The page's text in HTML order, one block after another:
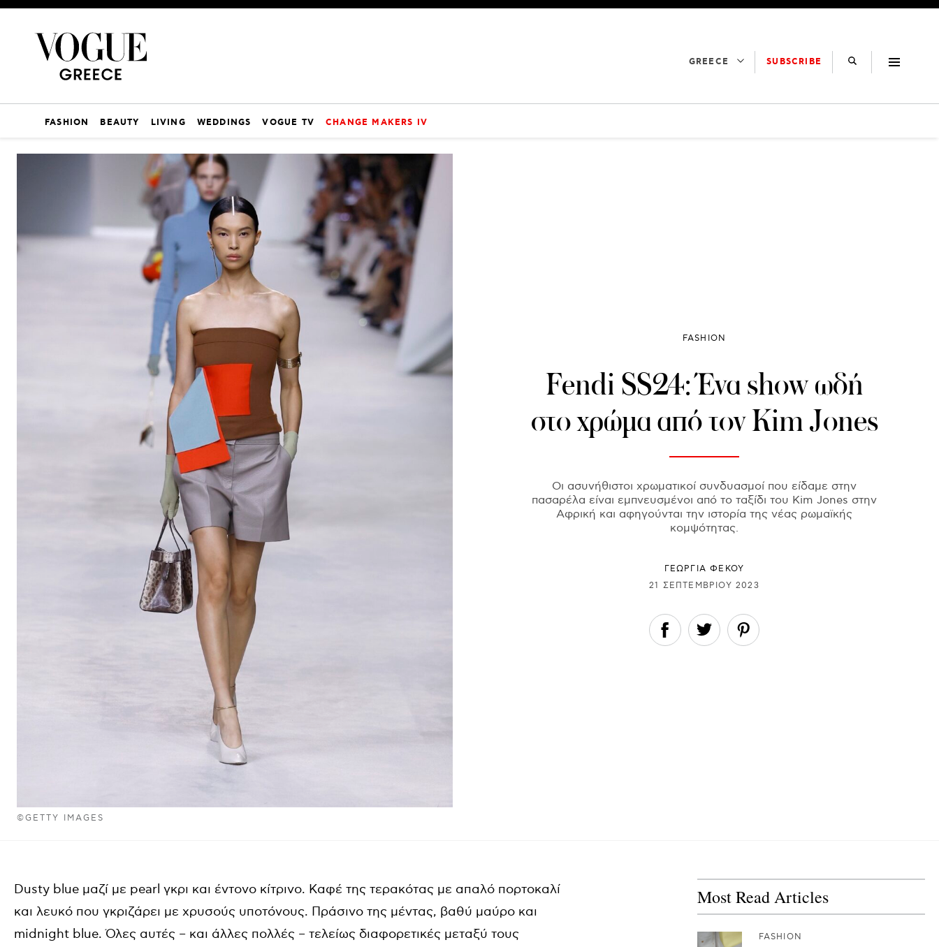
GREECE SUBSCRIBE
FASHION BEAUTY LIVING WEDDINGS VOGUE TV CHANGE MAKERS IV
©GETTY IMAGES
FASHION
Fendi SS24: Ένα show ωδή
στο χρώμα από τον Kim Jones
Οι ασυνήθιστοι χρωματικοί συνδυασμοί που είδαμε στην
πασαρέλα είναι εμπνευσμένοι από το ταξίδι του Kim Jones στην
Αφρική και αφηγούνται την ιστορία της νέας ρωμαϊκής
κομψότητας.
ΓΕΩΡΓΙΑ ΦΕΚΟΥ
21 ΣΕΠΤΕΜΒΡΊΟΥ 2023
Dusty blue μαζί με pearl γκρι και έντονο κίτρινο. Καφέ της τερακότας με απαλό πορτοκαλί
και λευκό που γκριζάρει με χρυσούς υποτόνους. Πράσινο της μέντας, βαθύ μαύρο και
midnight blue. Όλες αυτές – και άλλες πολλές – τελείως διαφορετικές μεταξύ τους
Most Read Articles
FASHION